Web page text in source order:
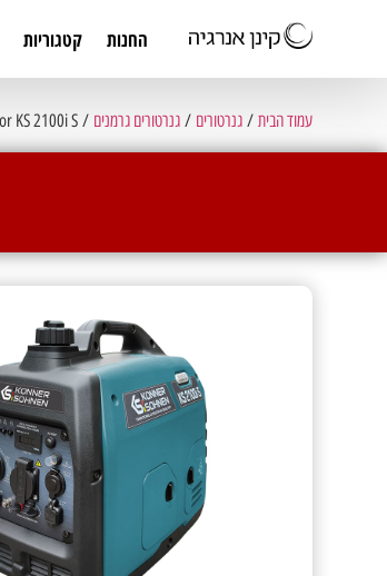
החנות קטגוריות
עמוד הבית /גנרטורים /גנרטורים גרמנים / Inverter generator KS 2100i S